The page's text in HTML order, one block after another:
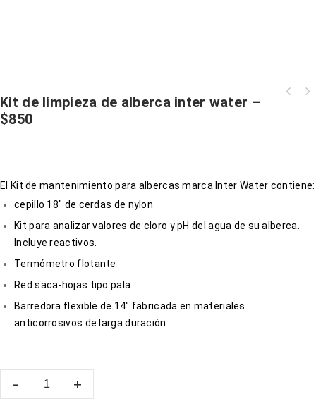
Kit de limpieza de alberca inter water –
$850
El Kit de mantenimiento para albercas marca Inter Water contiene:
cepillo 18″ de cerdas de nylon
Kit para analizar valores de cloro y pH del agua de su alberca.
Incluye reactivos.
Termómetro flotante
Red saca-hojas tipo pala
Barredora flexible de 14″ fabricada en materiales
anticorrosivos de larga duración